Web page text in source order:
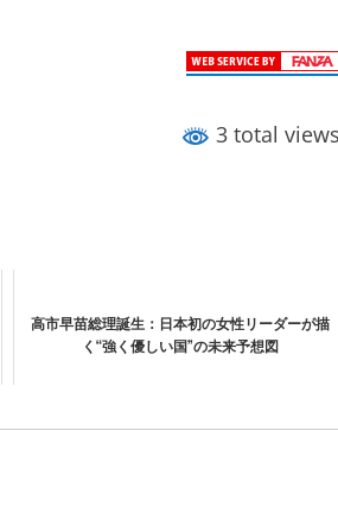
3 total
高市早苗総理誕生：日本初の女性リーダーが描
く“強く優しい国”の未来予想図